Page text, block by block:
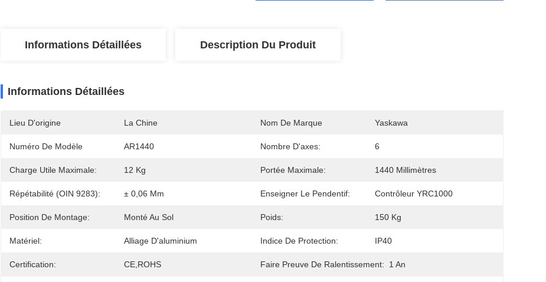
Informations Détaillées Description Du Produit
Informations Détaillées
Lieu D'origine La Chine Nom De Marque Yaskawa
Numéro De Modèle AR1440 Nombre D'axes: 6
Charge Utile Maximale: 12 Kg Portée Maximale: 1440 Millimètres
Répétabilité (OIN 9283): ± 0,06 Mm Enseigner Le Pendentif: Contrôleur YRC1000
Position De Montage: Monté Au Sol Poids: 150 Kg
Matériel: Alliage D'aluminium Indice De Protection: IP40
Certification: CE,ROHS Faire Preuve De Ralentissement: 1 An